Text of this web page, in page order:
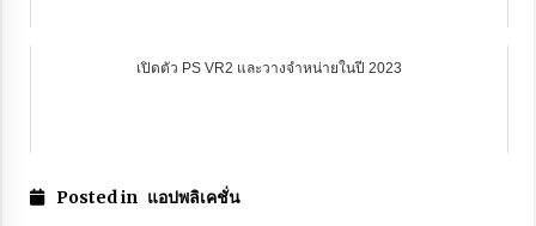
เปิดตัว PS VR2 และวางจำหน่ายในปี 2023
Posted in แอปพลิเคชั่น